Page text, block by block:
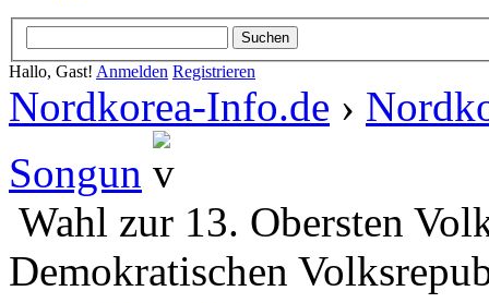
Hallo, Gast! Anmelden Registrieren
Nordkorea-Info.de ›
Songun
Wahl zur 13. Obersten
Demokratischen